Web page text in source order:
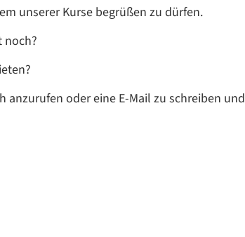
unserer Kurse begrüßen zu dürfen.
noch?
anzurufen oder eine E-Mail zu schreiben